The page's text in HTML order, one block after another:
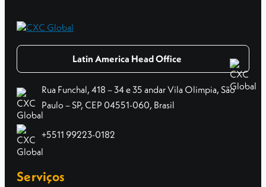
Latin America Head Office
Rua Funchal, 418 – 34 e 35 andar Vila Olimpia, São
Paulo – SP, CEP 04551-060, Brasil
+5511 99223-0182
Serviços